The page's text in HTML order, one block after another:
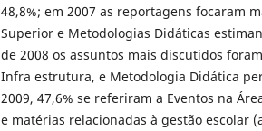
48,8%; em 2007 as reportagens focaram
Superior e Metodologias Didáticas
de 2008 os assuntos mais discutidos
Infra estrutura, e Metodologia Didática
2009, 47,6% se referiram a Eventos na
e matérias relacionadas à gestão escolar